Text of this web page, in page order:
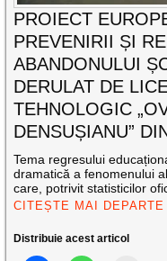
PROIECT
PREVENIRII ȘI
ABANDONULUI
DERULAT DE
TEHNOLOGIC
DENSUȘIANU”
Tema regresului
dramatică a fenomenului
care, potrivit statisticilor
CITEȘTE MAI DEPARTE
Distribuie acest articol